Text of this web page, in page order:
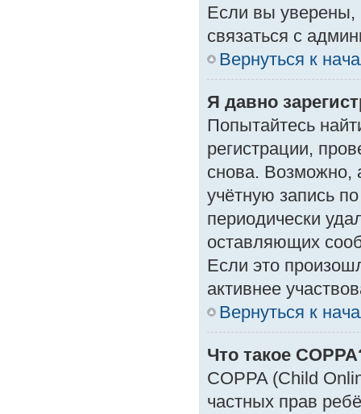
Если вы уверены,
связаться с
Вернуться к
Я давно
Попытайтесь
регистрации,
снова. Возможно,
учётную запись
периодически
оставляющих
Если это
активнее
Вернуться к
Что такое
COPPA (Child
частных прав